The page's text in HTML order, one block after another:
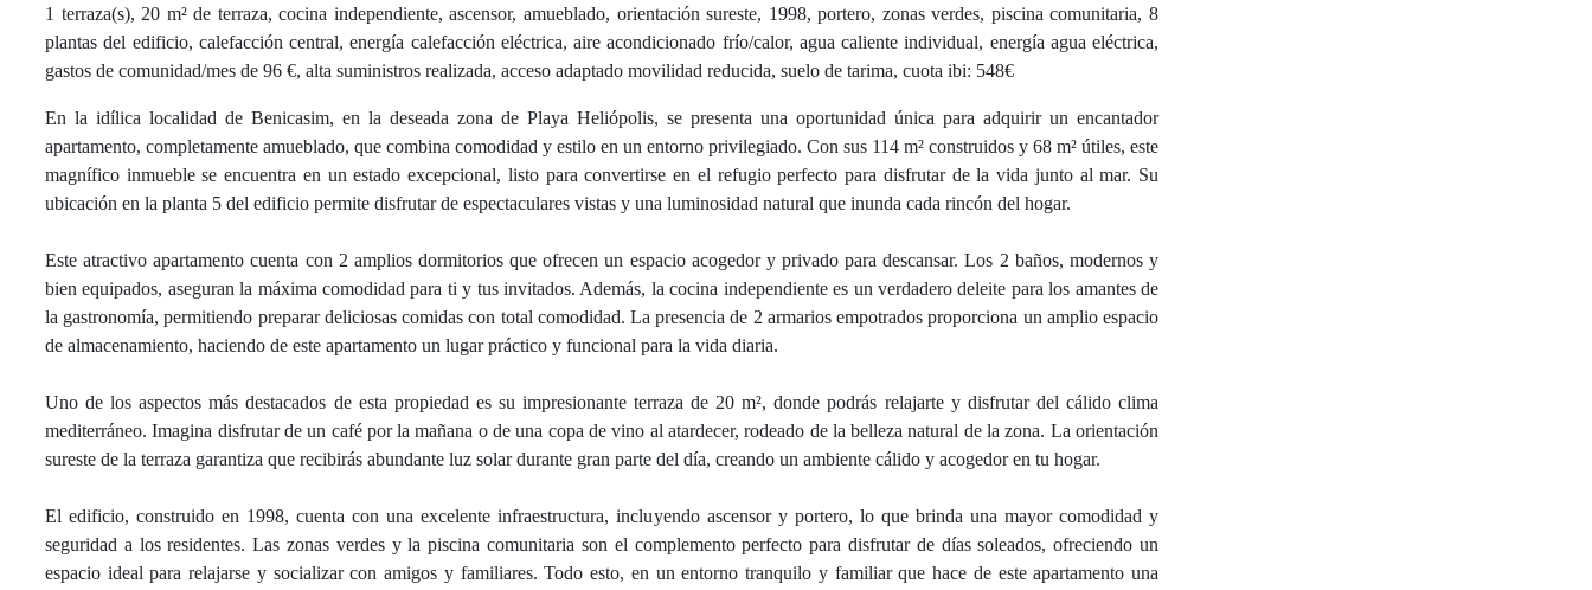
1 terraza(s), 20 m² de terraza, cocina independiente, ascensor, amueblado, orientación sureste, 1998, portero, zonas verdes, piscina comunitaria, 8
plantas del edificio, calefacción central, energía calefacción eléctrica, aire acondicionado frío/calor, agua caliente individual, energía agua eléctrica,
gastos de comunidad/mes de 96 €, alta suministros realizada, acceso adaptado movilidad reducida, suelo de tarima, cuota ibi: 548€
En la idílica localidad de Benicasim, en la deseada zona de Playa Heliópolis, se presenta una oportunidad única para adquirir un encantador
apartamento, completamente amueblado, que combina comodidad y estilo en un entorno privilegiado. Con sus 114 m² construidos y 68 m² útiles, este
magnífico inmueble se encuentra en un estado excepcional, listo para convertirse en el refugio perfecto para disfrutar de la vida junto al mar. Su
ubicación en la planta 5 del edificio permite disfrutar de espectaculares vistas y una luminosidad natural que inunda cada rincón del hogar.
Este atractivo apartamento cuenta con 2 amplios dormitorios que ofrecen un espacio acogedor y privado para descansar. Los 2 baños, modernos y
bien equipados, aseguran la máxima comodidad para ti y tus invitados. Además, la cocina independiente es un verdadero deleite para los amantes de
la gastronomía, permitiendo preparar deliciosas comidas con total comodidad. La presencia de 2 armarios empotrados proporciona un amplio espacio
de almacenamiento, haciendo de este apartamento un lugar práctico y funcional para la vida diaria.
Uno de los aspectos más destacados de esta propiedad es su impresionante terraza de 20 m², donde podrás relajarte y disfrutar del cálido clima
mediterráneo. Imagina disfrutar de un café por la mañana o de una copa de vino al atardecer, rodeado de la belleza natural de la zona. La orientación
sureste de la terraza garantiza que recibirás abundante luz solar durante gran parte del día, creando un ambiente cálido y acogedor en tu hogar.
El edificio, construido en 1998, cuenta con una excelente infraestructura, incluyendo ascensor y portero, lo que brinda una mayor comodidad y
seguridad a los residentes. Las zonas verdes y la piscina comunitaria son el complemento perfecto para disfrutar de días soleados, ofreciendo un
espacio ideal para relajarse y socializar con amigos y familiares. Todo esto, en un entorno tranquilo y familiar que hace de este apartamento una